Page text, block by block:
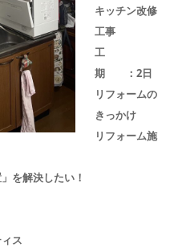
キッチン改修
工事
工
期 ：2日
リフォームの
きっかけ
リフォーム施
を解決したい！
ス